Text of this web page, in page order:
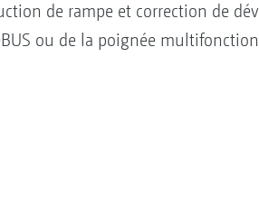
de rampe et correction de
ou de la poignée